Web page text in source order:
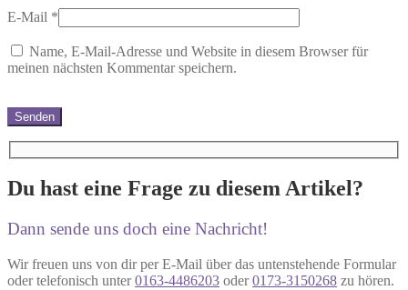
E-Mail *
Name, E-Mail-Adresse und Website in diesem Browser für
meinen nächsten Kommentar speichern.
Du hast eine Frage zu diesem Artikel?
Dann sende uns doch eine Nachricht!
Wir freuen uns von dir per E-Mail über das untenstehende Formular
oder telefonisch unter0163-4486203 oder0173-3150268 zu hören.